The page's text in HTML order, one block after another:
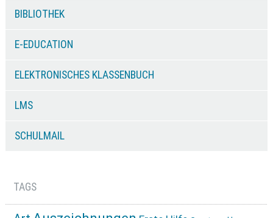
BIBLIOTHEK
E-EDUCATION
ELEKTRONISCHES KLASSENBUCH
LMS
SCHULMAIL
TAGS